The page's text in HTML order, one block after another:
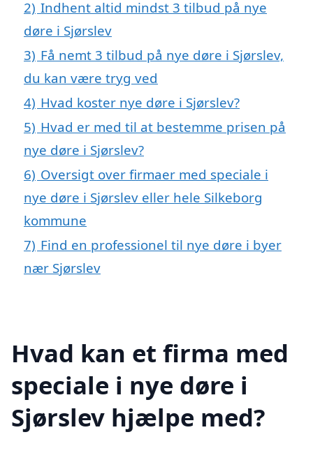
2) Indhent altid mindst 3 tilbud på nye
døre i Sjørslev
3) Få nemt 3 tilbud på nye døre i Sjørslev,
du kan være tryg ved
4) Hvad koster nye døre i Sjørslev?
5) Hvad er med til at bestemme prisen på
nye døre i Sjørslev?
6) Oversigt over firmaer med speciale i
nye døre i Sjørslev eller hele Silkeborg
kommune
7) Find en professionel til nye døre i byer
nær Sjørslev
Hvad kan et firma med
speciale i nye døre i
Sjørslev hjælpe med?